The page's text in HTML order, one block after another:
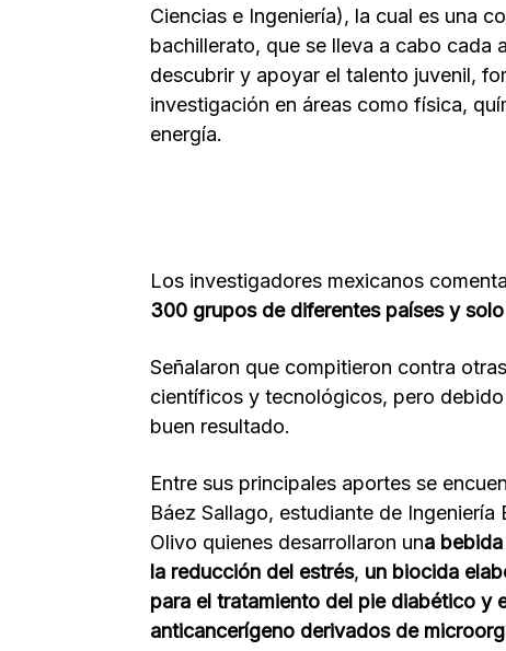
Ciencias e Ingeniería), la cual es una
bachillerato, que se lleva a cabo cada
descubrir y apoyar el talento juvenil,
investigación en áreas como física,
energía.
Los investigadores mexicanos
300 grupos de diferentes países y
Señalaron que compitieron contra
científicos y tecnológicos, pero
buen resultado.
Entre sus principales aportes se
Báez Sallago, estudiante de
Olivo quienes desarrollaron una
la reducción del estrés, un biocida
para el tratamiento del pie diabético y
anticancerígeno derivados de